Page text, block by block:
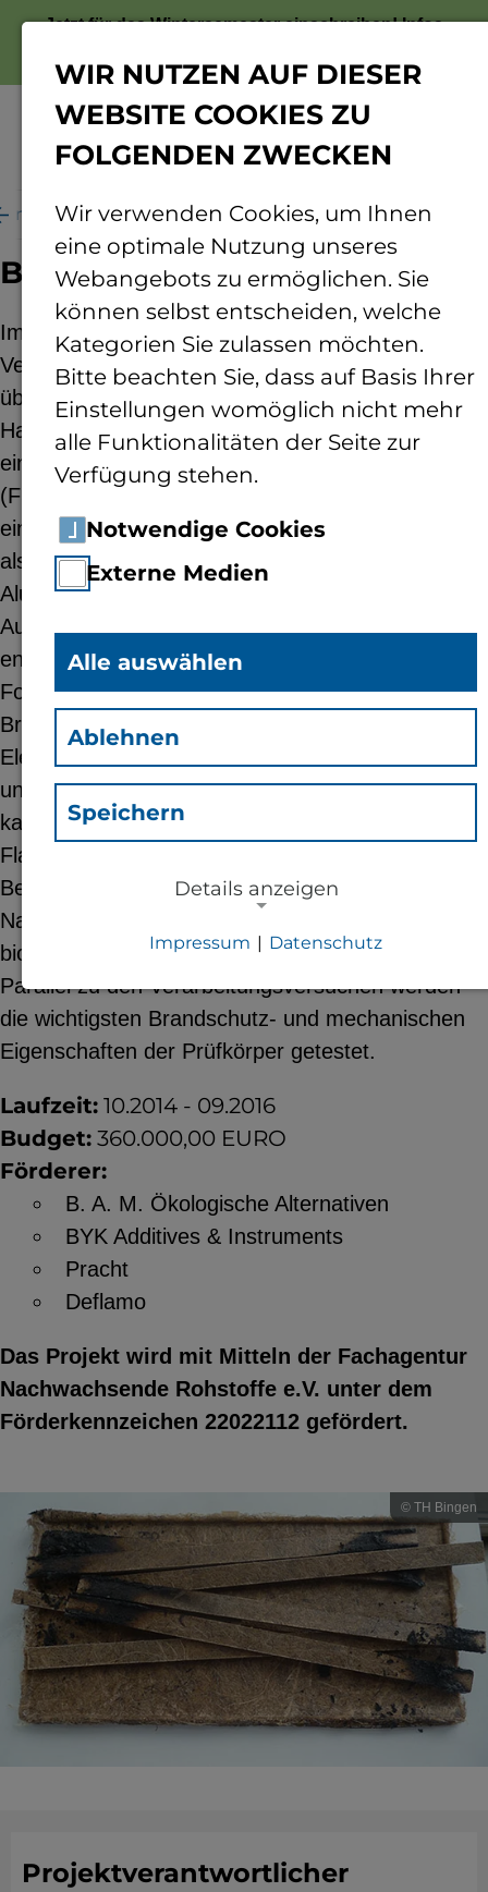
Jetzt für das Wintersemester einschreiben!Infos
Forschen Projekte Biogener Flammschutz
Biogener Flammschutz
Im Projekt „Biogener Flammschutz" soll ein
Verbundwerkstoff aus Naturfasern und einem
überwiegend biogenen duroplastischen
Harzsystem auf Basis epoxidierter Pflanzenöle mit
einem weitgehend biogenen Flammschutzmittel
(FSM) ausgerüstet werden. Das FSM basiert auf
einjährig nachwachsenden Rohstoffen und dient
als Ersatz für die üblichen mineralischen FSM wie
Aluminiumhydroxid oder Ammoniumphosphate.
Auf dieser Rohstoffbasis soll ein Halbzeug
entwickelt werden, das zur Herstellung von
Formteilen in Anwendungsbereichen mit
Brandschutzanforderungen wie vor allem der
Elektrobranche, aber auch Bauwesen, Automobil-
und Schienenfahrzeugbau zum Einsatz kommen
kann. Innerhalb von fünf Teilprojekten soll das
Flammschutzmittel von seiner Gewinnung und
Bereitstellung bis hin zur Beaufschlagung der
Naturfaserhalbzeuge und deren Verarbeitung zu
biogenen Verbundwerkstoffen untersucht wer-den.
Parallel zu den Verarbeitungsversuchen werden
die wichtigsten Brandschutz- und mechanischen
Eigenschaften der Prüfkörper getestet.
Laufzeit: 10.2014 - 09.2016
Budget: 360.000,00 EURO
Förderer:
B. A. M. Ökologische Alternativen
BYK Additives & Instruments
Pracht
Deflamo
Das Projekt wird mit Mitteln der Fachagentur
Nachwachsende Rohstoffe e.V. unter dem
Förderkennzeichen 22022112 gefördert.
© TH Bingen
Projektverantwortlicher
WIR NUTZEN AUF DIESER
WEBSITE COOKIES ZU
FOLGENDEN ZWECKEN
Wir verwenden Cookies, um Ihnen
eine optimale Nutzung unseres
Webangebots zu ermöglichen. Sie
können selbst entscheiden, welche
Kategorien Sie zulassen möchten.
Bitte beachten Sie, dass auf Basis Ihrer
Einstellungen womöglich nicht mehr
alle Funktionalitäten der Seite zur
Verfügung stehen.
Notwendige Cookies
Externe Medien
Alle auswählen
Ablehnen
Speichern
Details anzeigen
Notwendige Cookies zur Session-
Verwaltung und für die generelle
notwendig).
EXTERNE MEDIEN
Seitenspezifische Erfassung von
Benutzerdaten durch
Einbinden externer Videos,
Standortdaten oder
Stellenanzeigen.
ChatBot
Impressum | Datenschutz